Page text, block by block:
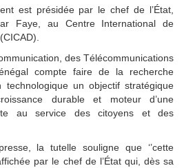
est présidée par le chef de l’État,
Faye, au Centre International de
des Télécommunications
compte faire de la recherche
technologique un objectif stratégique
durable et moteur d’une
au service des citoyens et des
la tutelle souligne que ‘’cette
par le chef de l’État qui, dès sa